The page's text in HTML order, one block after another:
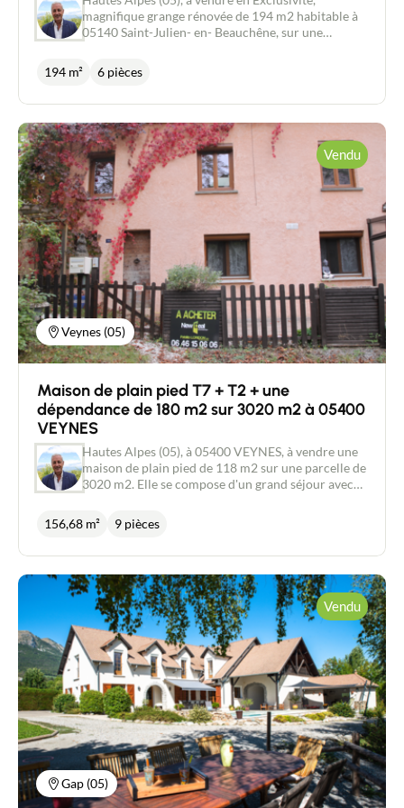
magnifique grange rénovée de 194 m2 habitable à
05140 Saint-Julien- en- Beauchêne, sur une
confort actuel ! Elle se compose en rez de
chaussée, d'une grande entrée, d'un
grand séjour de 45 m2, d'une cuisine et d'une
seconde salle d'eau. A l'étage, vous découvrirez une
grande pièce de 62 m2, actuellement à usage de
vaste chambre familiale, pouvant facilement être
divisée en plusieurs chambres. De plus, la très belle
hauteur sous plafond, avec poutres apparentes,
permettrait également de faire une mezzanine. Une
salle d'eau avec douche, lavabo et wc, complète
l'étage. Vous apprécierez les baies vitrées en triple
vitrage, avec isolation acoustique, la grande
terrasse exposée plein sud et le jardin sur 2
niveaux. La proximité de la départementale est
compensée par son prix exceptionnellement bas,
pour une grande habitation rénovée, de cette
qualité. A découvrir sans tarder
194 m² 6 pièces
Veynes (05)
Vendu
Maison de plain pied T7 + T2 + une
dépendance de 180 m2 sur 3020 m2 à 05400
VEYNES
Hautes Alpes (05), à 05400 VEYNES, à vendre une
maison de plain pied de 118 m2 sur une parcelle de
3020 m2. Elle se compose d'un grand séjour avec
chambres, d'une salle d'eau avec douche, d'une
salle d'eau avec 2 lavabos et wc, d'une buanderie,
de 38 m2 avec véranda, permet de récolter un
revenu locatif, d'une cave et de 3 garages.
Chauffage plafond rayonnant du T2. Dans le jardin,
vous profiterez du jacuzzi, du sauna et de la piscine.
Vous y trouverez aussi une petite dépendance qui
fait office de chalet de jardin, d' une grande
dépendance de 157 m2 et une autre de 23 m2 Ce
bien est situé au calme et proche de toutes les
commodités.
156,68 m² 9 pièces
Gap (05)
Vendu